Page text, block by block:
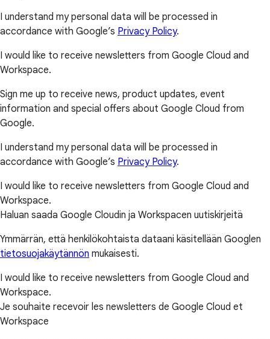
I understand my personal data will be processed in
accordance with Google’s Privacy Policy.
I would like to receive newsletters from Google Cloud and
Workspace.
Sign me up to receive news, product updates, event
information and special offers about Google Cloud from
Google.
I understand my personal data will be processed in
accordance with Google’s Privacy Policy.
I would like to receive newsletters from Google Cloud and
Workspace.
Haluan saada Google Cloudin ja Workspacen uutiskirjeitä
Ymmärrän, että henkilökohtaista dataani käsitellään Googlen
tietosuojakäytännön mukaisesti.
I would like to receive newsletters from Google Cloud and
Workspace.
Je souhaite recevoir les newsletters de Google Cloud et
Workspace